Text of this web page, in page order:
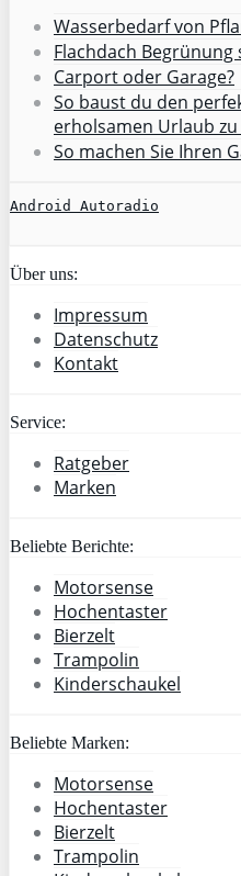
Wasserbedarf von
Flachdach Begrünung
Carport oder Garage?
So baust du den
erholsamen Urlaub
So machen Sie Ihren
Android Autoradio
Über uns:
Impressum
Datenschutz
Kontakt
Service:
Ratgeber
Marken
Beliebte Berichte:
Motorsense
Hochentaster
Bierzelt
Trampolin
Kinderschaukel
Beliebte Marken:
Motorsense
Hochentaster
Bierzelt
Trampolin